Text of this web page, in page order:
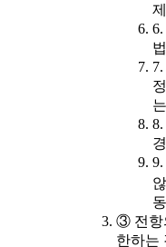
③ 전항
한하는